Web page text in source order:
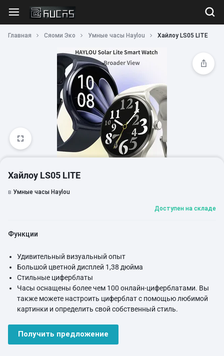
Главная Сяоми Эко Умные часы Haylou Хайлоу LS05 LITE
1/4
Хайлоу LS05 LITE
в Умные часы Haylou
Доступен на складе
Функции
Удивительный визуальный опыт
Большой цветной дисплей 1,38 дюйма
Стильные циферблаты
Часы оснащены более чем 100 онлайн-циферблатами. Вы
также можете настроить циферблат с помощью любимой
картинки и определить свой собственный стиль.
Часы поддерживают 100 режимов тренировок, что
открывает еще больше возможностей.
Получить предложение